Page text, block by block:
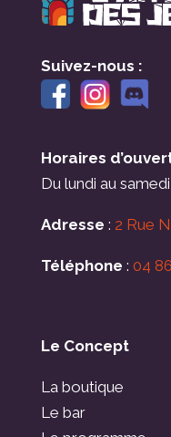
Suivez-nous :
Horaires
Du lundi au
Adresse : 2 Rue
Téléphone : 04
Le Concept
La boutique
Le bar